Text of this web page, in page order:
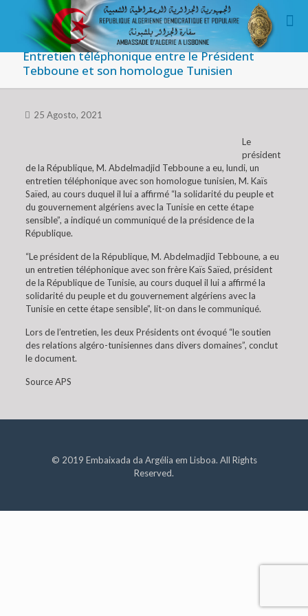
Entretien téléphonique entre le Président
Tebboune et son homologue Tunisien
25 Agosto, 2021
Le
président
de la République, M. Abdelmadjid Tebboune a eu, lundi, un
entretien téléphonique avec son homologue tunisien, M. Kaïs
Saïed, au cours duquel il lui a affirmé “la solidarité du peuple et
du gouvernement algériens avec la Tunisie en cette étape
sensible”, a indiqué un communiqué de la présidence de la
République.
“Le président de la République, M. Abdelmadjid Tebboune, a eu
un entretien téléphonique avec son frère Kaïs Saïed, président
de la République de Tunisie, au cours duquel il lui a affirmé la
solidarité du peuple et du gouvernement algériens avec la
Tunisie en cette étape sensible”, lit-on dans le communiqué.
Lors de l’entretien, les deux Présidents ont évoqué “le soutien
des relations algéro-tunisiennes dans divers domaines”, conclut
le document.
Source APS
© 2019 Embaixada da Argélia em Lisboa. All Rights
Reserved.